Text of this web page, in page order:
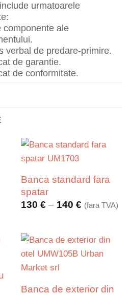
urmatoarele
componente ale
verbal de predare-primire.
de garantie.
de conformitate.
Banca standard fara
spatar
130 € – 140 €Interval
până
la
140 €
(fara TVA)
Banca de exterior din